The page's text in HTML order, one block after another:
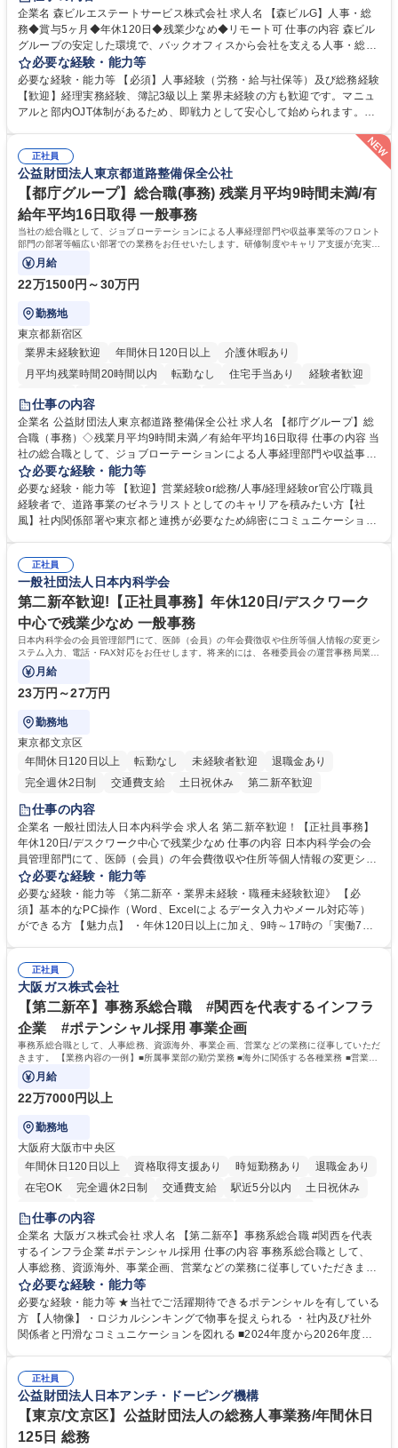
完全週休2日制 交通費支給 長期歓迎 駅近5分以内 土日祝休み
企業名 森ビルエステートサービス株式会社 求人名 【森ビルG】人事・総
務◆賞与5ヶ月◆年休120日◆残業少なめ◆リモート可 仕事の内容 森ビル
グループの安定した環境で、バックオフィスから会社を支える人事・総務
をお任せします。 労務と総務の業務をバランスよく担当し、ゆくゆくは制
度改定などのコア業務にも挑戦できる、やりがいある環境です。 ■勤怠管
理、給与計算、社会保険手続き、年末調整等の労務管理全般 ■入退社手続
き、社内規定の改定や人事制度改定などのコア業務 ■社内イベントの企画
は部内のOJTを中心に、あなたの経験に合わせて不足している部分はいつ
でも質問・相談できる環境が整っているため、安心して成長できます。 募
集職種 【森ビルG】人事・総務◆賞与5ヶ月◆年休120日◆残業少なめ◆
リモート可
必要な経験・能力等
必要な経験・能力等 【必須】人事経験（労務・給与社保等）及び総務経験
【歓迎】経理実務経験、簿記3級以上 業界未経験の方も歓迎です。マニュ
アルと部内OJT体制があるため、即戦力として安心して始められます。
ます。定型業務に留まらず、社内規定や人事制度の改定など会社のコア業
務に挑戦できるため、自身の成長と組織への貢献度をダイレクトに実感で
きます。 残業少なめ、週1日リモート可など、ワークライフバランスを保
ち長期活躍できる環境です。 「これまでの幅広い経験を活かし、長期的な
キャリアを築きたい」という前向きな意欲と挑戦を全力で応援します。 学
歴・資格 学歴：大学院 大学 高専 短大 専修学校 高校 語学力： 資格：日商
簿記検定1級 日商簿記検定2級 日商簿記検定3級
正社員
公益財団法人東京都道路整備保全公社
【都庁グループ】総合職(事務) 残業月平均9時間未満/有
給年平均16日取得 一般事務
当社の総合職として、ジョブローテーションによる人事経理部門や収益事業等のフロント
部門の部署等幅広い部署での業務をお任せいたします。研修制度やキャリア支援が充実し
ております！ ※下記業務詳細
月給
22万1500円～30万円
勤務地
東京都新宿区
業界未経験歓迎
年間休日120日以上
介護休暇あり
月平均残業時間20時間以内
転勤なし 住宅手当あり
経験者歓迎
研修あり
退職金あり
駅近5分以内
資格取得手当あり 食事補助あり
仕事の内容
企業名 公益財団法人東京都道路整備保全公社 求人名 【都庁グループ】総
合職（事務）◇残業月平均9時間未満／有給年平均16日取得 仕事の内容 当
社の総合職として、ジョブローテーションによる人事経理部門や収益事業
等のフロント部門の部署等幅広い部署での業務をお任せいたします。研修
制度やキャリア支援が充実しております！ ※下記業務詳細 【業務詳細】■
管理部門：広報、人事、経理など当公社の運営に係る管理業務 ■収益部
門：駐車場の新規開拓、管理運営、新宿駅西口広場の「イベントコーナ
道路施設や道路工事現場の見学ツアー事業 ※入社後は上記いずれかの部門
へ配属。※業務内容変更の範囲：会社の定める業務 募集職種 【都庁グル
ープ】総合職（事務）◇残業月平均9時間未満／有給年平均16日取得
必要な経験・能力等
必要な経験・能力等 【歓迎】営業経験or総務/人事/経理経験or官公庁職員
経験者で、道路事業のゼネラリストとしてのキャリアを積みたい方【社
風】社内関係部署や東京都と連携が必要なため綿密にコミュニケーション
部門など多岐に渡る業務を経験できます。 ■様々なプロジェクト：駐車場
事業の他、新宿駅西口広場内に設置された照明を兼ねた広告「ブライトサ
イン」の管理運営を行うなど、事業収益を生み出す活動を積極的に行って
います。 学歴・資格 学歴：大学院 大学 高専 短大 専修学校 高校 語学力：
資格：
正社員
一般社団法人日本内科学会
第二新卒歓迎!【正社員事務】年休120日/デスクワーク
中心で残業少なめ 一般事務
日本内科学会の会員管理部門にて、医師（会員）の年会費徴収や住所等個人情報の変更シ
ステム入力、電話・FAX対応をお任せします。将来的には、各種委員会の運営事務局業務
などにも幅広く携わっていただきます。
月給
23万円～27万円
勤務地
東京都文京区
年間休日120日以上
転勤なし 未経験者歓迎
退職金あり
完全週休2日制
交通費支給 土日祝休み 第二新卒歓迎
仕事の内容
企業名 一般社団法人日本内科学会 求人名 第二新卒歓迎！【正社員事務】
年休120日/デスクワーク中心で残業少なめ 仕事の内容 日本内科学会の会
員管理部門にて、医師（会員）の年会費徴収や住所等個人情報の変更シス
テム入力、電話・FAX対応をお任せします。将来的には、各種委員会の運
営事務局業務などにも幅広く携わっていただきます。 【会員管理・データ
入力業務】 ・医師（会員）の住所変更、個人情報のシステム登録・更新
・年会費の徴収管理や入金データの照合確認 【問い合わせ対応】 ・会員
年休120日/デスクワーク中心で残業少なめ
必要な経験・能力等
必要な経験・能力等 《第二新卒・業界未経験・職種未経験歓迎》 【必
須】基本的なPC操作（Word、Excelによるデータ入力やメール対応等）
ができる方 【魅力点】 ・年休120日以上に加え、9時～17時の「実働7時
整、資料作成、当日の運営サポート 学歴・資格 学歴：大学院 大学 語学
力： 資格：
正社員
大阪ガス株式会社
【第二新卒】事務系総合職 #関西を代表するインフラ
企業 #ポテンシャル採用 事業企画
事務系総合職として、人事総務、資源海外、事業企画、営業などの業務に従事していただ
きます。 【業務内容の一例】■所属事業部の勤労業務 ■海外に関係する各種業務 ■営業部
門の企画スタッフ、ルート営業
月給
22万7000円以上
勤務地
大阪府大阪市中央区
年間休日120日以上
資格取得支援あり 時短勤務あり
退職金あり
在宅OK
完全週休2日制 交通費支給 駅近5分以内
土日祝休み
服装自由
第二新卒歓迎
仕事の内容
企業名 大阪ガス株式会社 求人名 【第二新卒】事務系総合職 #関西を代表
するインフラ企業 #ポテンシャル採用 仕事の内容 事務系総合職として、
人事総務、資源海外、事業企画、営業などの業務に従事していただきま
す。 【業務内容の一例】■所属事業部の勤労業務 ■海外に関係する各種業
務 ■営業部門の企画スタッフ、ルート営業 【キャリアパス】入社後の配属
ポジションで一定期間ご活躍頂いた後、本人の適性及び将来のキャリアを
鑑みてジョブローテーションを行います。 【育成】OJTでの現場育成や研
表するインフラ企業 #ポテンシャル採用
必要な経験・能力等
必要な経験・能力等 ★当社でご活躍期待できるポテンシャルを有している
方 【人物像】・ロジカルシンキングで物事を捉えられる ・社内及び社外
関係者と円滑なコミュニケーションを図れる ■2024年度から2026年度ま
72.html ■エネルギーセキュリティの不安定化や気候変動による自然災害の
甚大化など、これまで以上に社会課題解決の重要性が高まっています。
「未来の日常」の創造に向けて持続可能な社会の実現に貢献してまいりま
す。 学歴・資格 学歴：大学院 大学 語学力： 資格：
正社員
公益財団法人日本アンチ・ドーピング機構
【東京/文京区】公益財団法人の総務人事業務/年間休日
125日 総務